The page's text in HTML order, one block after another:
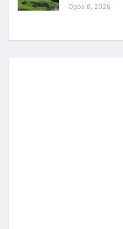
Ogos 6, 2026